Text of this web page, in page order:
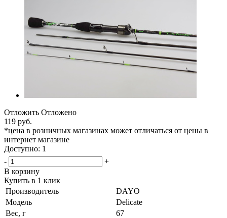
Отложить Отложено
119 руб.
*цена в розничных магазинах может отличаться от цены в
интернет магазине
Доступно: 1
-
+
В корзину
Купить в 1 клик
Производитель
DAYO
Модель
Delicate
Вес, г
67